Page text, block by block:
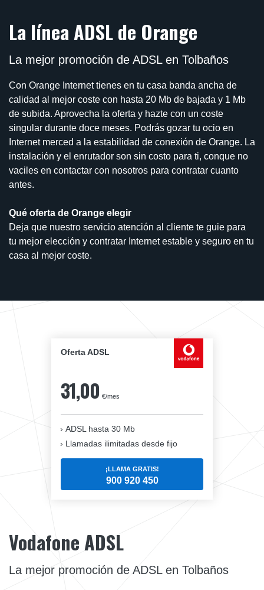
La línea ADSL de Orange
La mejor promoción de ADSL en Tolbaños
Con Orange Internet tienes en tu casa banda ancha de
calidad al mejor coste con hasta 20 Mb de bajada y 1 Mb
de subida. Aprovecha la oferta y hazte con un coste
singular durante doce meses. Podrás gozar tu ocio en
Internet merced a la estabilidad de conexión de Orange. La
instalación y el enrutador son sin costo para ti, conque no
vaciles en contactar con nosotros para contratar cuanto
antes.
Qué oferta de Orange elegir
Deja que nuestro servicio atención al cliente te guie para
tu mejor elección y contratar Internet estable y seguro en tu
casa al mejor coste.
Oferta ADSL
31,00 €/mes
ADSL hasta 30 Mb
Llamadas ilimitadas desde fijo
¡LLAMA GRATIS!
900 920 450
Vodafone ADSL
La mejor promoción de ADSL en Tolbaños